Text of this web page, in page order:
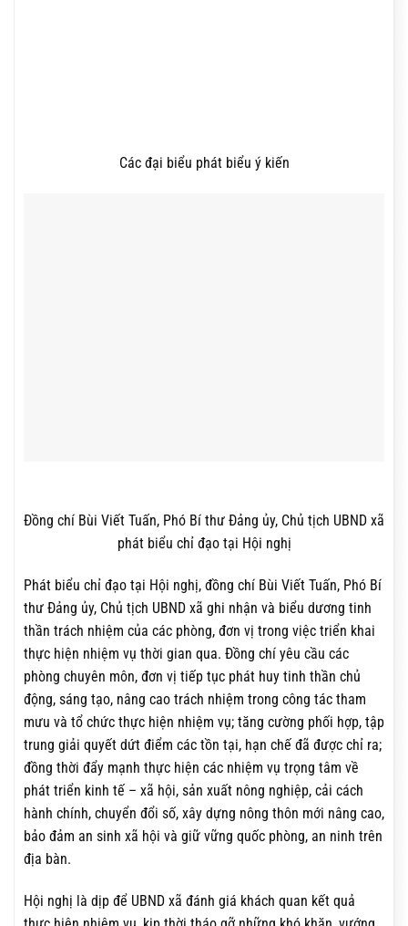
Các đại biểu phát biểu ý kiến
Đồng chí Bùi Viết Tuấn, Phó Bí thư Đảng ủy, Chủ tịch UBND xã
phát biểu chỉ đạo tại Hội nghị
Phát biểu chỉ đạo tại Hội nghị, đồng chí Bùi Viết Tuấn, Phó Bí
thư Đảng ủy, Chủ tịch UBND xã ghi nhận và biểu dương tinh
thần trách nhiệm của các phòng, đơn vị trong việc triển khai
thực hiện nhiệm vụ thời gian qua. Đồng chí yêu cầu các
phòng chuyên môn, đơn vị tiếp tục phát huy tinh thần chủ
động, sáng tạo, nâng cao trách nhiệm trong công tác tham
mưu và tổ chức thực hiện nhiệm vụ; tăng cường phối hợp, tập
trung giải quyết dứt điểm các tồn tại, hạn chế đã được chỉ ra;
đồng thời đẩy mạnh thực hiện các nhiệm vụ trọng tâm về
phát triển kinh tế – xã hội, sản xuất nông nghiệp, cải cách
hành chính, chuyển đổi số, xây dựng nông thôn mới nâng cao,
bảo đảm an sinh xã hội và giữ vững quốc phòng, an ninh trên
địa bàn.
Hội nghị là dịp để UBND xã đánh giá khách quan kết quả